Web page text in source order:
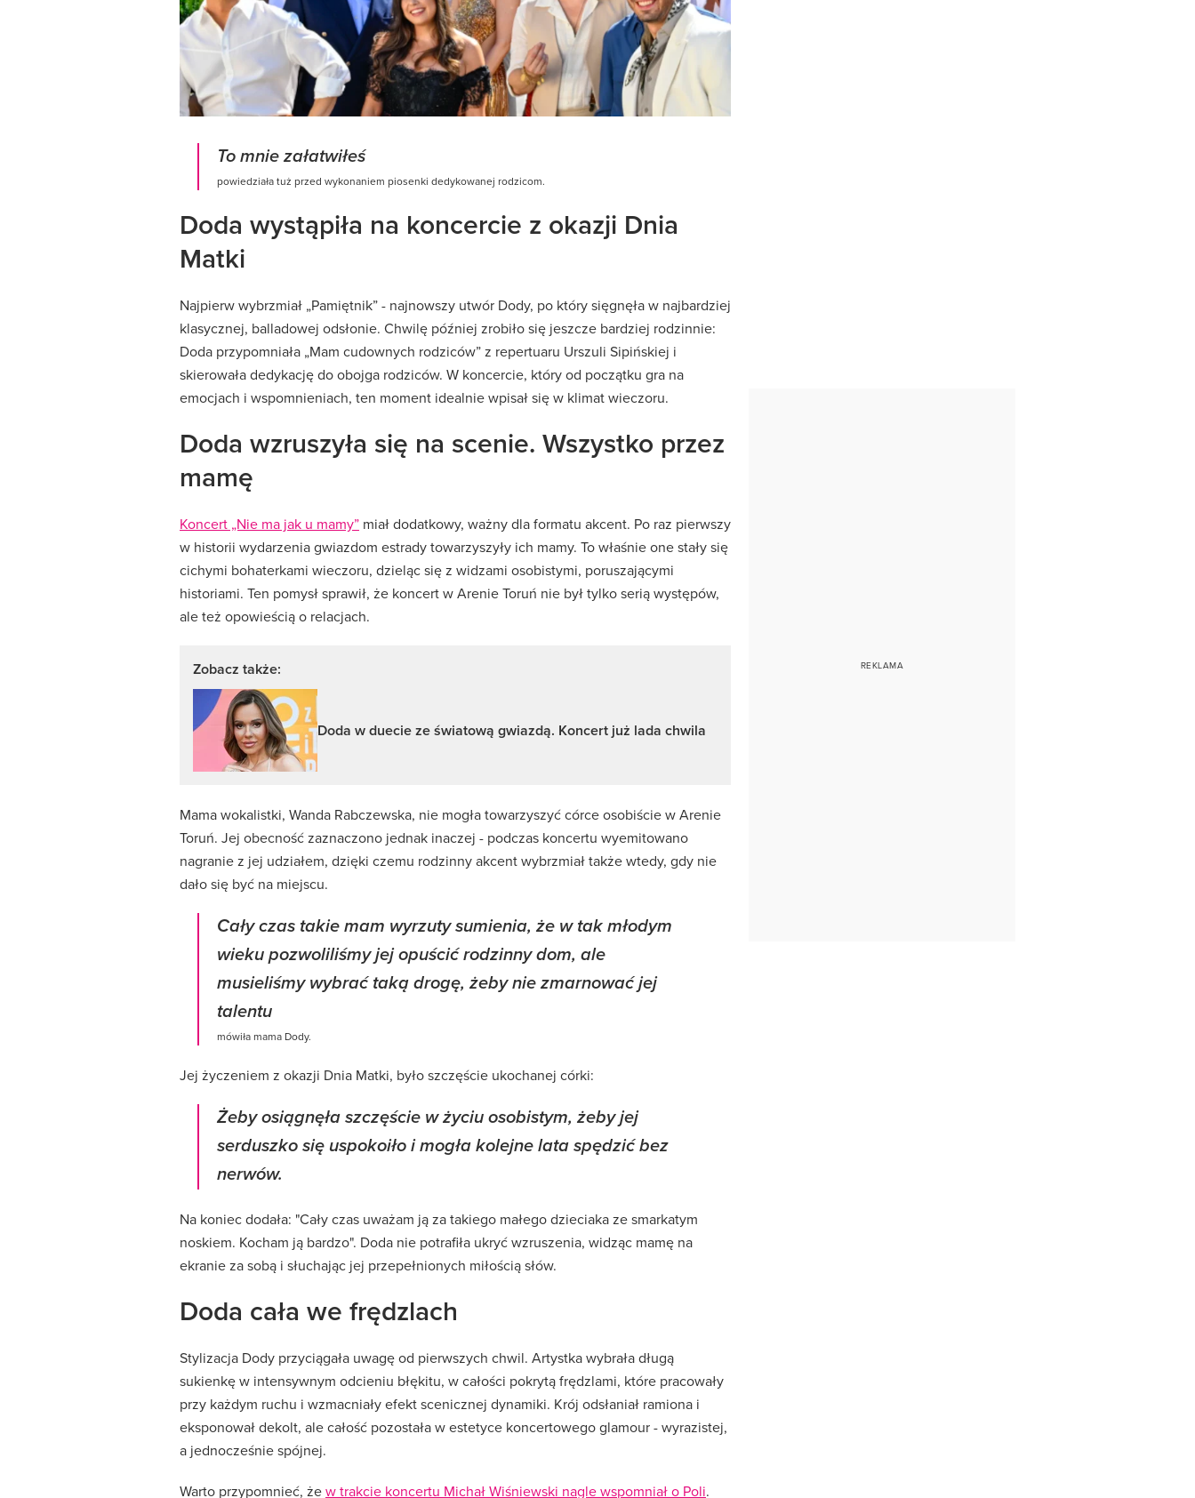
To mnie załatwiłeś
powiedziała tuż przed wykonaniem piosenki dedykowanej rodzicom.
Doda wystąpiła na koncercie z okazji Dnia
Matki
Najpierw wybrzmiał „Pamiętnik” - najnowszy utwór Dody, po który sięgnęła w najbardziej
klasycznej, balladowej odsłonie. Chwilę później zrobiło się jeszcze bardziej rodzinnie:
Doda przypomniała „Mam cudownych rodziców” z repertuaru Urszuli Sipińskiej i
skierowała dedykację do obojga rodziców. W koncercie, który od początku gra na
emocjach i wspomnieniach, ten moment idealnie wpisał się w klimat wieczoru.
Doda wzruszyła się na scenie. Wszystko przez
mamę
Koncert „Nie ma jak u mamy” miał dodatkowy, ważny dla formatu akcent. Po raz pierwszy
w historii wydarzenia gwiazdom estrady towarzyszyły ich mamy. To właśnie one stały się
cichymi bohaterkami wieczoru, dzieląc się z widzami osobistymi, poruszającymi
historiami. Ten pomysł sprawił, że koncert w Arenie Toruń nie był tylko serią występów,
ale też opowieścią o relacjach.
Zobacz także:
Doda w duecie ze światową gwiazdą. Koncert już lada chwila
Mama wokalistki, Wanda Rabczewska, nie mogła towarzyszyć córce osobiście w Arenie
Toruń. Jej obecność zaznaczono jednak inaczej - podczas koncertu wyemitowano
nagranie z jej udziałem, dzięki czemu rodzinny akcent wybrzmiał także wtedy, gdy nie
dało się być na miejscu.
Cały czas takie mam wyrzuty sumienia, że w tak młodym
wieku pozwoliliśmy jej opuścić rodzinny dom, ale
musieliśmy wybrać taką drogę, żeby nie zmarnować jej
talentu
mówiła mama Dody.
Jej życzeniem z okazji Dnia Matki, było szczęście ukochanej córki:
Żeby osiągnęła szczęście w życiu osobistym, żeby jej
serduszko się uspokoiło i mogła kolejne lata spędzić bez
nerwów.
Na koniec dodała: "Cały czas uważam ją za takiego małego dzieciaka ze smarkatym
noskiem. Kocham ją bardzo". Doda nie potrafiła ukryć wzruszenia, widząc mamę na
ekranie za sobą i słuchając jej przepełnionych miłością słów.
Doda cała we frędzlach
Stylizacja Dody przyciągała uwagę od pierwszych chwil. Artystka wybrała długą
sukienkę w intensywnym odcieniu błękitu, w całości pokrytą frędzlami, które pracowały
przy każdym ruchu i wzmacniały efekt scenicznej dynamiki. Krój odsłaniał ramiona i
eksponował dekolt, ale całość pozostała w estetyce koncertowego glamour - wyrazistej,
a jednocześnie spójnej.
Warto przypomnieć, żew trakcie koncertu Michał Wiśniewski nagle wspomniał o Poli.